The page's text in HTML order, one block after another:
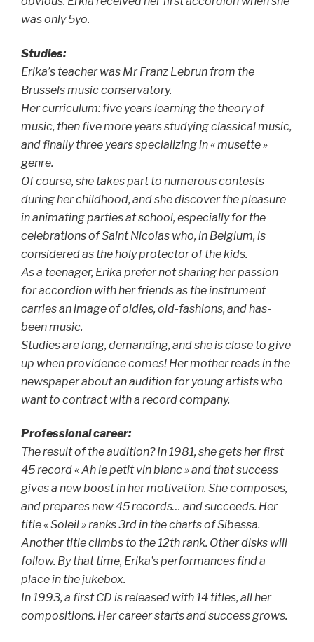
was only 5yo.
Studies:
Erika’s teacher was Mr Franz Lebrun from the
Brussels music conservatory.
Her curriculum: five years learning the theory of
music, then five more years studying classical music,
and finally three years specializing in « musette »
genre.
Of course, she takes part to numerous contests
during her childhood, and she discover the pleasure
in animating parties at school, especially for the
celebrations of Saint Nicolas who, in Belgium, is
considered as the holy protector of the kids.
As a teenager, Erika prefer not sharing her passion
for accordion with her friends as the instrument
carries an image of oldies, old-fashions, and has-
been music.
Studies are long, demanding, and she is close to give
up when providence comes! Her mother reads in the
newspaper about an audition for young artists who
want to contract with a record company.
Professional career:
The result of the audition? In 1981, she gets her first
45 record « Ah le petit vin blanc » and that success
gives a new boost in her motivation. She composes,
and prepares new 45 records… and succeeds. Her
title « Soleil » ranks 3rd in the charts of Sibessa.
Another title climbs to the 12th rank. Other disks will
follow. By that time, Erika’s performances find a
place in the jukebox.
In 1993, a first CD is released with 14 titles, all her
compositions. Her career starts and success grows.